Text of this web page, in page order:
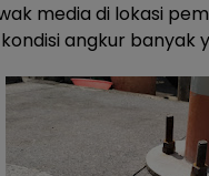
media di lokasi
angkur banyak